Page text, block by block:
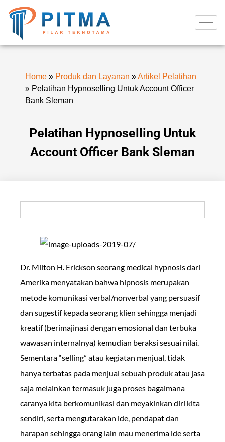
Home » Produk dan Layanan »Artikel Pelatihan
» Pelatihan Hypnoselling Untuk Account Officer
Bank Sleman
Pelatihan Hypnoselling Untuk
Account Officer Bank Sleman
Dr. Milton H. Erickson seorang medical hypnosis dari
Amerika menyatakan bahwa hipnosis merupakan
metode komunikasi verbal/nonverbal yang persuasif
dan sugestif kepada seorang klien sehingga menjadi
kreatif (berimajinasi dengan emosional dan terbuka
wawasan internalnya) kemudian beraksi sesuai nilai.
Sementara “selling” atau kegiatan menjual, tidak
hanya terbatas pada menjual sebuah produk atau jasa
saja melainkan termasuk juga proses bagaimana
caranya kita berkomunikasi dan meyakinkan diri kita
sendiri, serta mengutarakan ide, pendapat dan
harapan sehingga orang lain mau menerima ide serta